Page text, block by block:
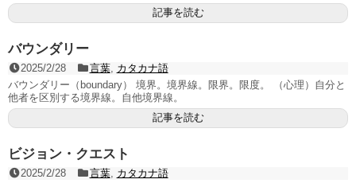
記事を読む
バウンダリー
2025/2/28 言葉, カタカナ語
バウンダリー（boundary） 境界。境界線。限界。限度。 （心理）自分と
他者を区別する境界線。自他境界線。
記事を読む
ビジョン・クエスト
2025/2/28 言葉, カタカナ語